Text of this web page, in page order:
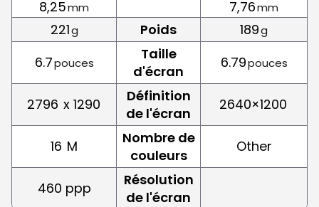
8,25mm
7,76mm
221g Poids 189g
6.7pouces
Taille
d'écran
6.79pouces
2796 x 1290
Définition
de l'écran
2640×1200
16 M
Nombre de
couleurs
Other
460 ppp
Résolution
de l'écran